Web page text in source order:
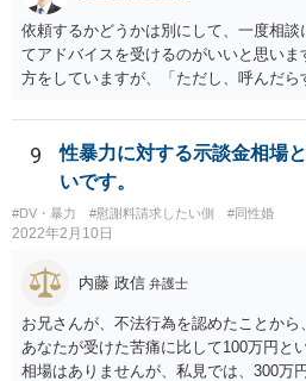
依頼するかどうかは別にして、一度相
てアドバイスを受けるのがいいと思い
方をしていますが、「ただし、呼んだ
通り関わりを断つ方向がいいと思います
9
性暴力に対する示談金相場
いです。
#DV・暴力 #慰謝料請求したい側 #同性婚
2022年2月10日
内藤 政信 弁護士
お兄さんが、不法行為を認めたことから
あなたが受けた苦痛に比して100万円と
相場はありませんが、私見では、300万